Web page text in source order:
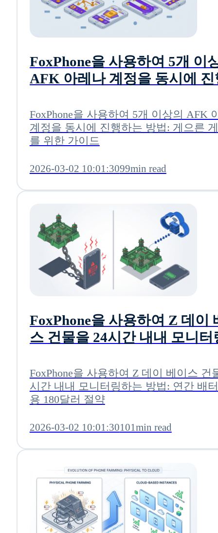
FoxPhone을 사용하여 5개 이
AFK 아레나 계정을 동시에 진
이드
FoxPhone을 사용하여 5개 이상의 AFK
계정을 동시에 진행하는 방법: 게으른
를 위한 가이드
2026-03-02 10:01:3099min read
FoxPhone을 사용하여 Z 데이
스 건물을 24시간 내내 모니터
절약
FoxPhone을 사용하여 Z 데이 베이스 건
시간 내내 모니터링하는 방법: 연간 배
용 180달러 절약
2026-03-02 10:01:30101min read